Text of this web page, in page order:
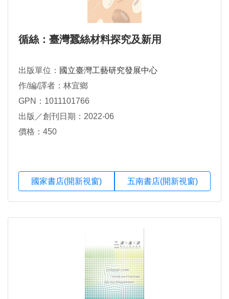
循絲：臺灣蠶絲材料探究及新用
出版單位： 國立臺灣工藝研究發展中心
作/編/譯者：林宜鄉
GPN：1011101766
出版／創刊日期：2022-06
價格：450
國家書店(開新視窗) 五南書店(開新視窗)